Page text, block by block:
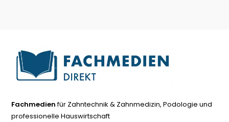
Fachmedienfür Zahntechnik & Zahnmedizin, Podologie und
professionelle Hauswirtschaft